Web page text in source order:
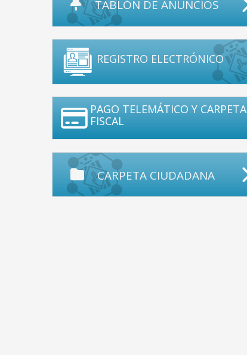
TABLÓN DE ANUNCIOS
REGISTRO ELECTRÓNICO
PAGO TELEMÁTICO Y CARPETA
FISCAL
CARPETA CIUDADANA